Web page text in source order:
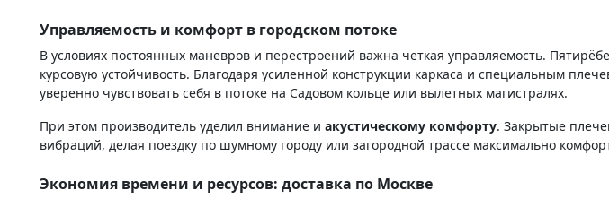
Управляемость и комфорт в городском потоке
В условиях постоянных маневров и перестроений важна четкая управляемость.
курсовую устойчивость. Благодаря усиленной конструкции каркаса и специальным
уверенно чувствовать себя в потоке на Садовом кольце или вылетных магистралях.
При этом производитель уделил внимание и акустическому комфорту. Закрытые
вибраций, делая поездку по шумному городу или загородной трассе максимально
Экономия времени и ресурсов: доставка по Москве